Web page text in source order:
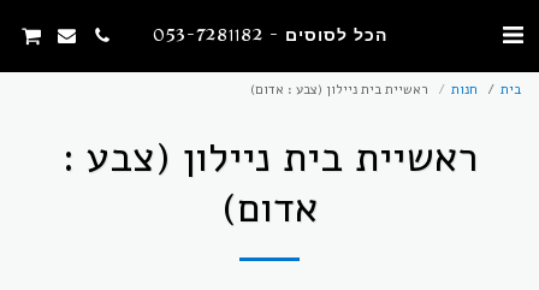
הכל לסוסים - 053-7281182
בית חנות ראשיית בית ניילון (צבע : אדום)
ראשיית בית ניילון (צבע :
אדום)